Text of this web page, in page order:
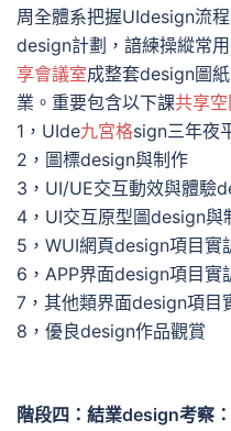
周全體系把握UIdesign流
design計劃，諳練操縱常
享會議室成整套design圖
業。重要包含以下課共享空
1，UIde九宮格sign三年夜
2，圖標design與制作
3，UI/UE交互動效與體驗
4，UI交互原型圖design與
5，WUI網頁design項目實
6，APP界面design項目實
7，其他類界面design項目
8，優良design作品觀賞
階段四：結業design考察：